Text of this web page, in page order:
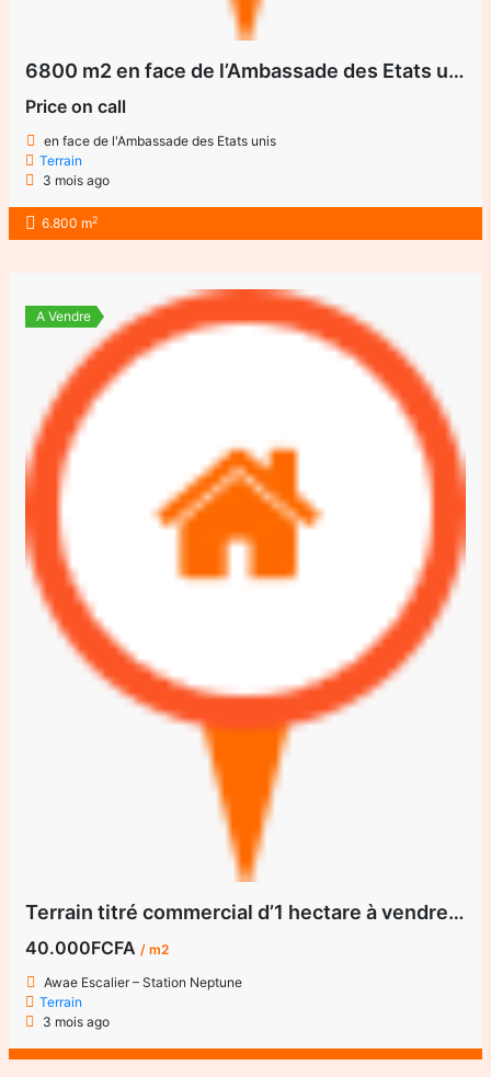
6800 m2 en face de l’Ambassade des Etats unis à vendre proprieté du Royaume uni.jai le direct
Price on call
en face de l'Ambassade des Etats unis
Terrain
3 mois ago
6.800 m2
A Vendre
Terrain titré commercial d’1 hectare à vendre à Awae Escalier – Station Neptune
40.000FCFA / m2
Awae Escalier – Station Neptune
Terrain
3 mois ago